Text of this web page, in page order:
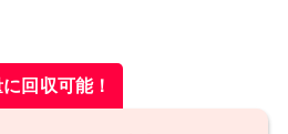
回収可能！